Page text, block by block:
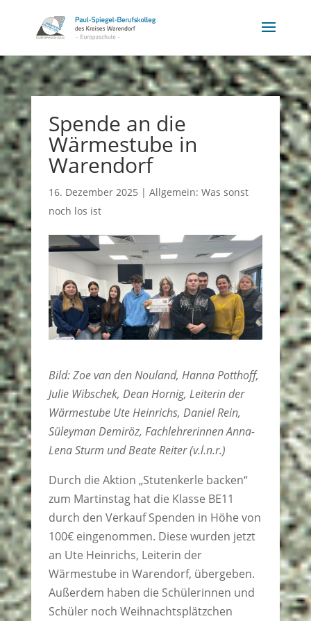
Spende an die
Wärmestube in
Warendorf
16. Dezember 2025 | Allgemein: Was sonst
noch los ist
Bild: Zoe van den Nouland, Hanna Potthoff,
Julie Wibschek, Dean Hornig, Leiterin der
Wärmestube Ute Heinrichs, Daniel Rein,
Süleyman Demiröz, Fachlehrerinnen Anna-
Lena Sturm und Beate Reiter (v.l.n.r.)
Durch die Aktion „Stutenkerle backen“
zum Martinstag hat die Klasse BE11
durch den Verkauf Spenden in Höhe von
100€ eingenommen. Diese wurden jetzt
an Ute Heinrichs, Leiterin der
Wärmestube in Warendorf, übergeben.
Außerdem haben die Schülerinnen und
Schüler noch Weihnachtsplätzchen